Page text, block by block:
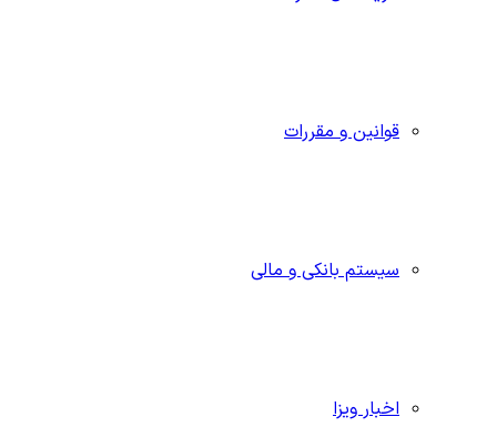
قوانین و مقررات
سیستم بانکی و مالی
اخبار ویزا